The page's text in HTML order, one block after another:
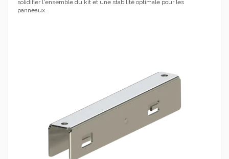
solidifier l'ensemble du kit et une stabilité optimale pour les
panneaux.